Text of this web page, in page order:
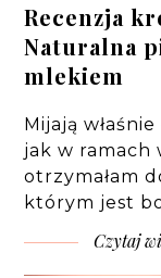
Recenzja
Naturalna
mlekiem
Mijają
jak w ramach
otrzymałam
którym jest
Czytaj